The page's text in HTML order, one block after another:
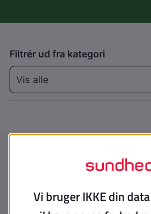
Filtrér ud fra kategori
Vis alle